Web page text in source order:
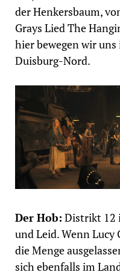
der Henkersbaum,
Grays Lied The
hier bewegen wir
Duisburg-Nord.
Der Hob: Distrikt 12
und Leid. Wenn
die Menge
sich ebenfalls im